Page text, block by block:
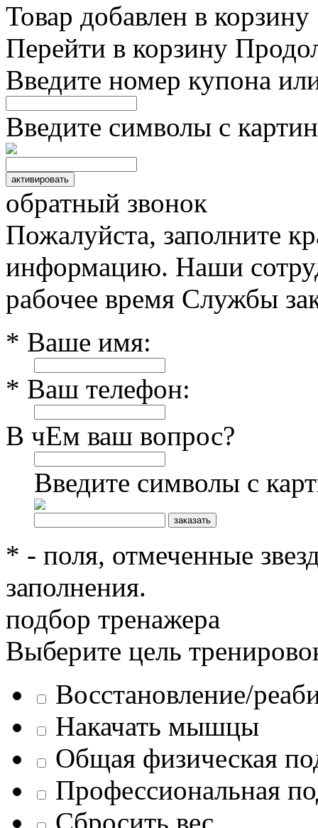
Товар добавлен в корзину
Перейти в корзину
Введите номер купона
Введите символы с
обратный звонок
Пожалуйста, заполните
информацию. Наши
рабочее время Службы
* Ваше имя:
* Ваш телефон:
В чЕм ваш вопрос?
Введите символы с
* - поля, отмеченные
заполнения.
подбор тренажера
Выберите цель
Восстановление/
Накачать мышцы
Общая физическая
Профессиональная